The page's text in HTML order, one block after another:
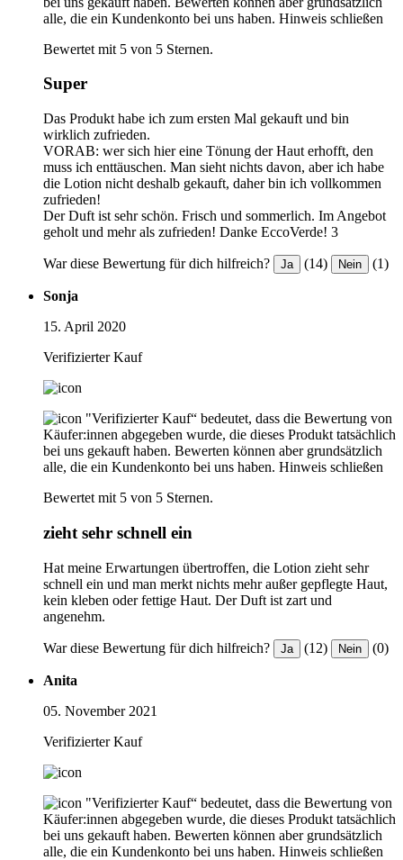
alle, die ein Kundenkonto bei uns haben. Hinweis schließen
Bewertet mit 5 von 5 Sternen.
Super
Das Produkt habe ich zum ersten Mal gekauft und bin
wirklich zufrieden.
VORAB: wer sich hier eine Tönung der Haut erhofft, den
muss ich enttäuschen. Man sieht nichts davon, aber ich habe
die Lotion nicht deshalb gekauft, daher bin ich vollkommen
zufrieden!
Der Duft ist sehr schön. Frisch und sommerlich. Im Angebot
geholt und mehr als zufrieden! Danke EccoVerde! 3
War diese Bewertung für dich hilfreich? Ja (14) Nein (1)
Sonja
15. April 2020
Verifizierter Kauf
"Verifizierter Kauf“ bedeutet, dass die Bewertung von
Käufer:innen abgegeben wurde, die dieses Produkt tatsächlich
bei uns gekauft haben. Bewerten können aber grundsätzlich
alle, die ein Kundenkonto bei uns haben. Hinweis schließen
Bewertet mit 5 von 5 Sternen.
zieht sehr schnell ein
Hat meine Erwartungen übertroffen, die Lotion zieht sehr
schnell ein und man merkt nichts mehr außer gepflegte Haut,
kein kleben oder fettige Haut. Der Duft ist zart und
angenehm.
War diese Bewertung für dich hilfreich? Ja (12) Nein (0)
Anita
05. November 2021
Verifizierter Kauf
"Verifizierter Kauf“ bedeutet, dass die Bewertung von
Käufer:innen abgegeben wurde, die dieses Produkt tatsächlich
bei uns gekauft haben. Bewerten können aber grundsätzlich
alle, die ein Kundenkonto bei uns haben. Hinweis schließen